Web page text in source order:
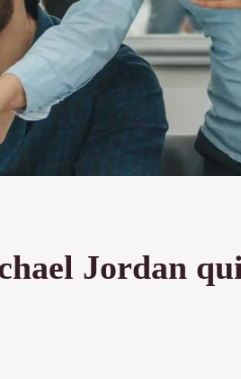
Jordan